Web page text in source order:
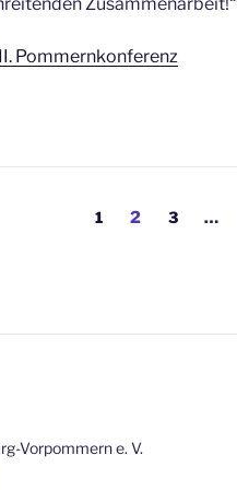
Pommernkonferenz
Seite
1 Seite
2 Seite
3 …
Vorpommern e. V.